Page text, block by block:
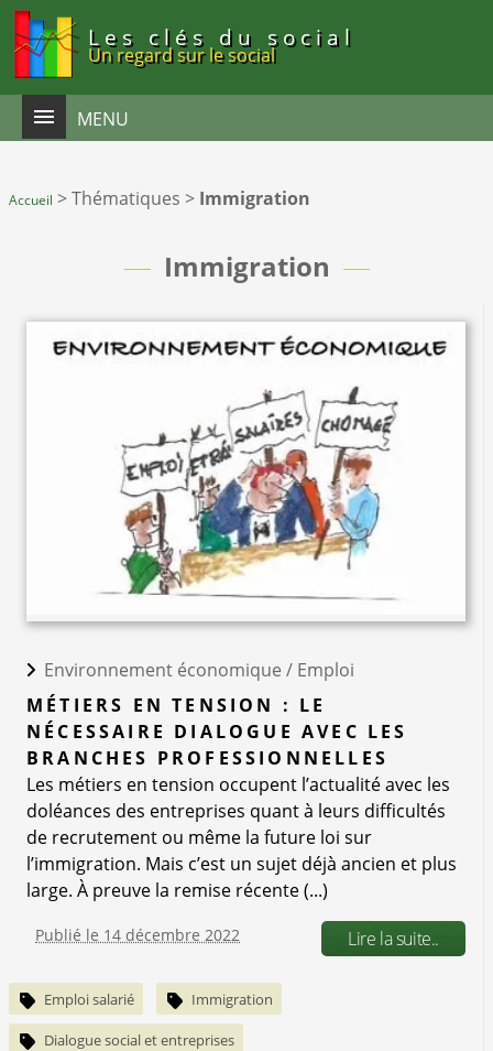
Les clés du social
Un regard sur le social
MENU
Accueil >Thématiques > Immigration
Immigration
Environnement économique / Emploi
MÉTIERS EN TENSION : LE
NÉCESSAIRE DIALOGUE AVEC LES
BRANCHES PROFESSIONNELLES
Les métiers en tension occupent l’actualité avec les
doléances des entreprises quant à leurs difficultés
de recrutement ou même la future loi sur
l’immigration. Mais c’est un sujet déjà ancien et plus
large. À preuve la remise récente (...)
Publié le 14 décembre 2022 Lire la suite..
Emploi salarié Immigration
Dialogue social et entreprises
Panneau de gestion des cookies